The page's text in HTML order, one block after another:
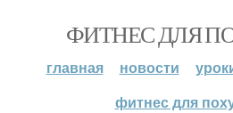
ФИТНЕС ДЛЯ
главная новости
фитнес для